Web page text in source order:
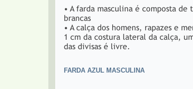
• A farda masculina é composta
brancas
• A calça dos homens, rapazes e
1 cm da costura lateral da calça,
das divisas é livre.
FARDA AZUL MASCULINA